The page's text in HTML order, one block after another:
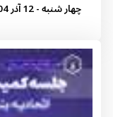
چهار شنبه - 12 آذر 1404